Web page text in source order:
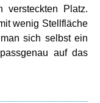
versteckten Platz.
wenig Stellfläche
sich selbst ein
auf das